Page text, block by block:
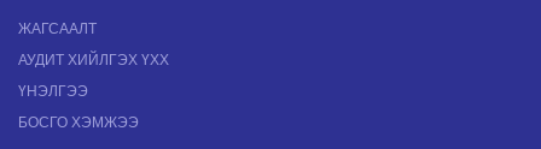
ЖАГСААЛТ
АУДИТ ХИЙЛГЭХ ҮХХ
ҮНЭЛГЭЭ
БОСГО ХЭМЖЭЭ